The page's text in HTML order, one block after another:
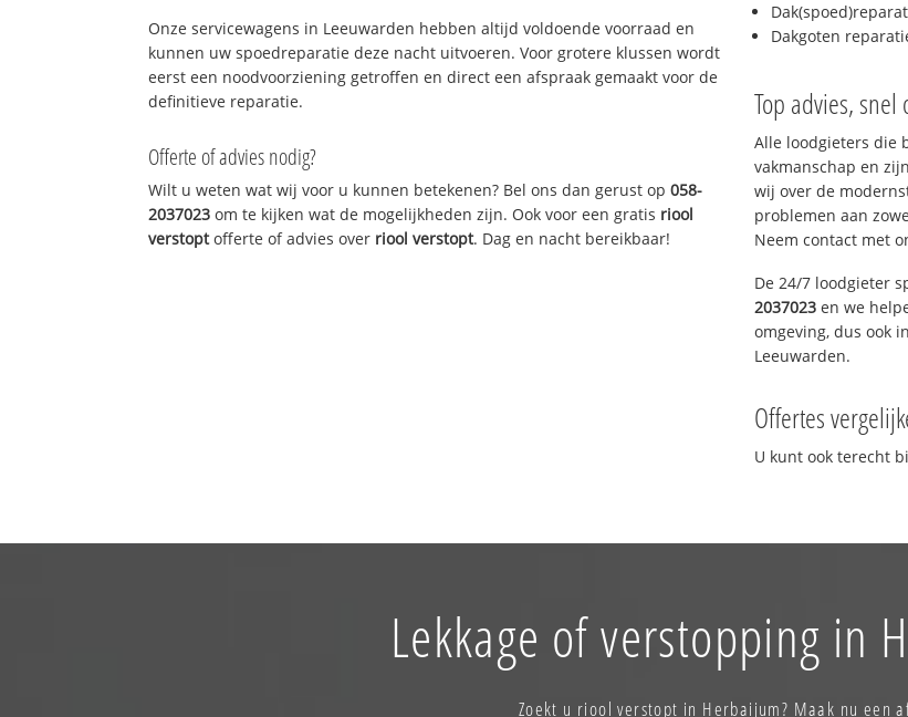
Onze servicewagens in Leeuwarden hebben altijd voldoende voorraad en
kunnen uw spoedreparatie deze nacht uitvoeren. Voor grotere klussen wordt
eerst een noodvoorziening getroffen en direct een afspraak gemaakt voor de
definitieve reparatie.
Offerte of advies nodig?
Wilt u weten wat wij voor u kunnen betekenen? Bel ons dan gerust op058-
2037023 om te kijken wat de mogelijkheden zijn. Ook voor een gratis riool
verstoptofferte of advies over riool verstopt. Dag en nacht bereikbaar!
Dakgoten
Top advies,
Alle loodgieters die
vakmanschap en
wij over de
problemen aan
Neem contact met
De 24/7 loodgieter
2037023 en we
omgeving, dus ook
Leeuwarden.
Offertes
U kunt ook terecht
Lekkage of verstopping in
Zoekt u riool verstopt in Herbaijum? Maak nu een